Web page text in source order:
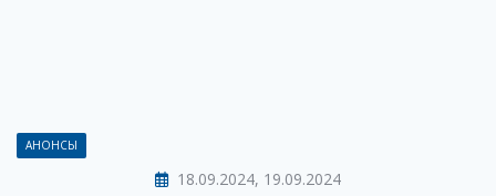
АНОНСЫ
18.09.2024, 19.09.2024